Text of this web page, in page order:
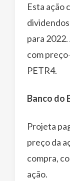
Esta ação
para
com
PETR4.
Banco do
Projeta
preço da
compra,
ação.